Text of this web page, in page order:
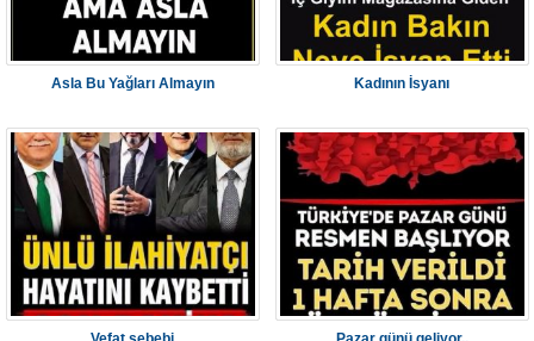
Asla Bu Yağları Almayın Kadının İsyanı